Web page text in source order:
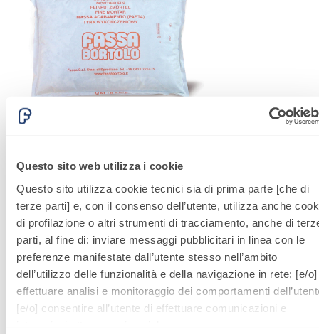
Questo sito web utilizza i cookie
Questo sito utilizza cookie tecnici sia di prima parte [che di
terze parti] e, con il consenso dell’utente, utilizza anche
di profilazione o altri strumenti di tracciamento, anche di
parti, al fine di: inviare messaggi pubblicitari in linea con le
preferenze manifestate dall’utente stesso nell’ambito
dell’utilizzo delle funzionalità e della navigazione in rete; [e/o]
effettuare analisi e monitoraggio dei comportamenti
[e/o] consentire all’utente di effettuare comunicazioni e
Sistema INTONACATURA E COSTRUZIONE
PRODOTTI A BASE CALCE AEREA
MALTA FINA
Malta fine a base di calce per intonaci interni